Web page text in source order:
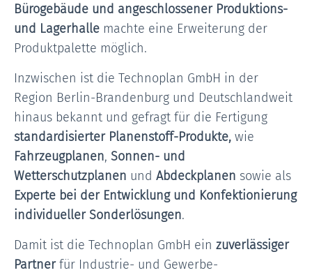
Bürogebäude und angeschlossener Produktions-
und Lagerhalle machte eine Erweiterung der
Produktpalette möglich.
Inzwischen ist die Technoplan GmbH in der
Region Berlin-Brandenburg und Deutschlandweit
hinaus bekannt und gefragt für die Fertigung
standardisierter Planenstoff-Produkte, wie
Fahrzeugplanen, Sonnen- und
Wetterschutzplanen und Abdeckplanen sowie als
Experte bei der Entwicklung und Konfektionierung
individueller Sonderlösungen.
Damit ist die Technoplan GmbH ein zuverlässiger
Partnerfür Industrie- und Gewerbe-